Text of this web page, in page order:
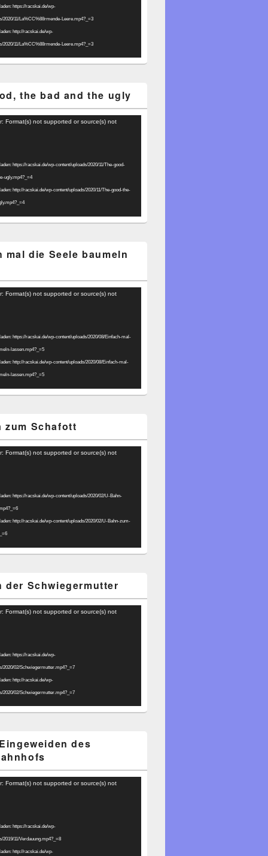
https://racskai.de/wp-
2020/11/La%CC%88rmende-Leere.mp4?_=3
http://racskai.de/wp-
2020/11/La%CC%88rmende-Leere.mp4?_=3
the bad and the ugly
Format(s) not supported or source(s) not
https://racskai.de/wp-content/uploads/2020/11/The-good-
ugly.mp4?_=4
http://racskai.de/wp-content/uploads/2020/11/The-good-the-
mal die Seele baumeln
Format(s) not supported or source(s) not
https://racskai.de/wp-content/uploads/2020/08/Einfach-mal-
lassen.mp4?_=5
http://racskai.de/wp-content/uploads/2020/08/Einfach-mal-
lassen.mp4?_=5
zum Schafott
Format(s) not supported or source(s) not
https://racskai.de/wp-content/uploads/2020/02/U-Bahn-
http://racskai.de/wp-content/uploads/2020/02/U-Bahn-zum-
der Schwiegermutter
Format(s) not supported or source(s) not
https://racskai.de/wp-
2020/02/Schwiegermutter.mp4?_=7
http://racskai.de/wp-
2020/02/Schwiegermutter.mp4?_=7
des
Format(s) not supported or source(s) not
https://racskai.de/wp-
2019/11/Verdauung.mp4?_=8
http://racskai.de/wp-